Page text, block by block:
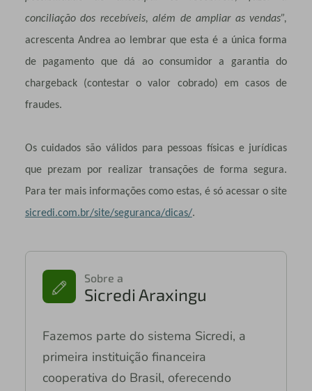
conciliação dos recebíveis, além de ampliar as vendas”,
acrescenta Andrea ao lembrar que esta é a única forma
de pagamento que dá ao consumidor a garantia do
chargeback (contestar o valor cobrado) em casos de
fraudes.
Os cuidados são válidos para pessoas físicas e jurídicas
que prezam por realizar transações de forma segura.
Para ter mais informações como estas, é só acessar o site
sicredi.com.br/site/seguranca/dicas/.
Sobre a
Sicredi Araxingu
Fazemos parte do sistema Sicredi, a
primeira instituição financeira
cooperativa do Brasil, oferecendo